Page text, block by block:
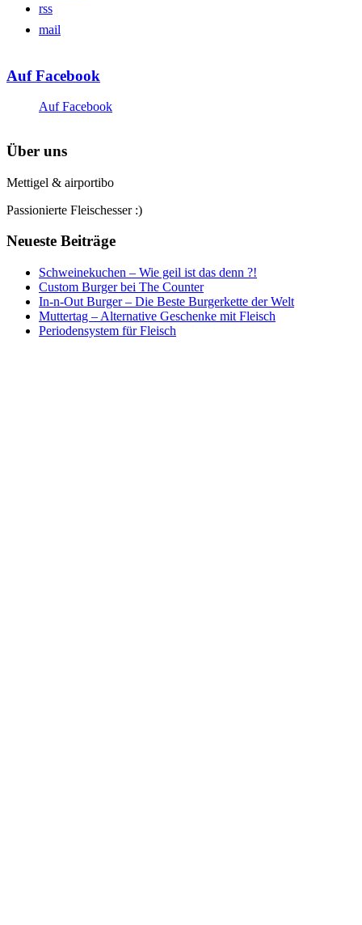
rss
mail
Auf Facebook
Auf Facebook
Über uns
Mettigel & airportibo
Passionierte Fleischesser :)
Neueste Beiträge
Schweinekuchen – Wie geil ist das denn ?!
Custom Burger bei The Counter
In-n-Out Burger – Die Beste Burgerkette der Welt
Muttertag – Alternative Geschenke mit Fleisch
Periodensystem für Fleisch